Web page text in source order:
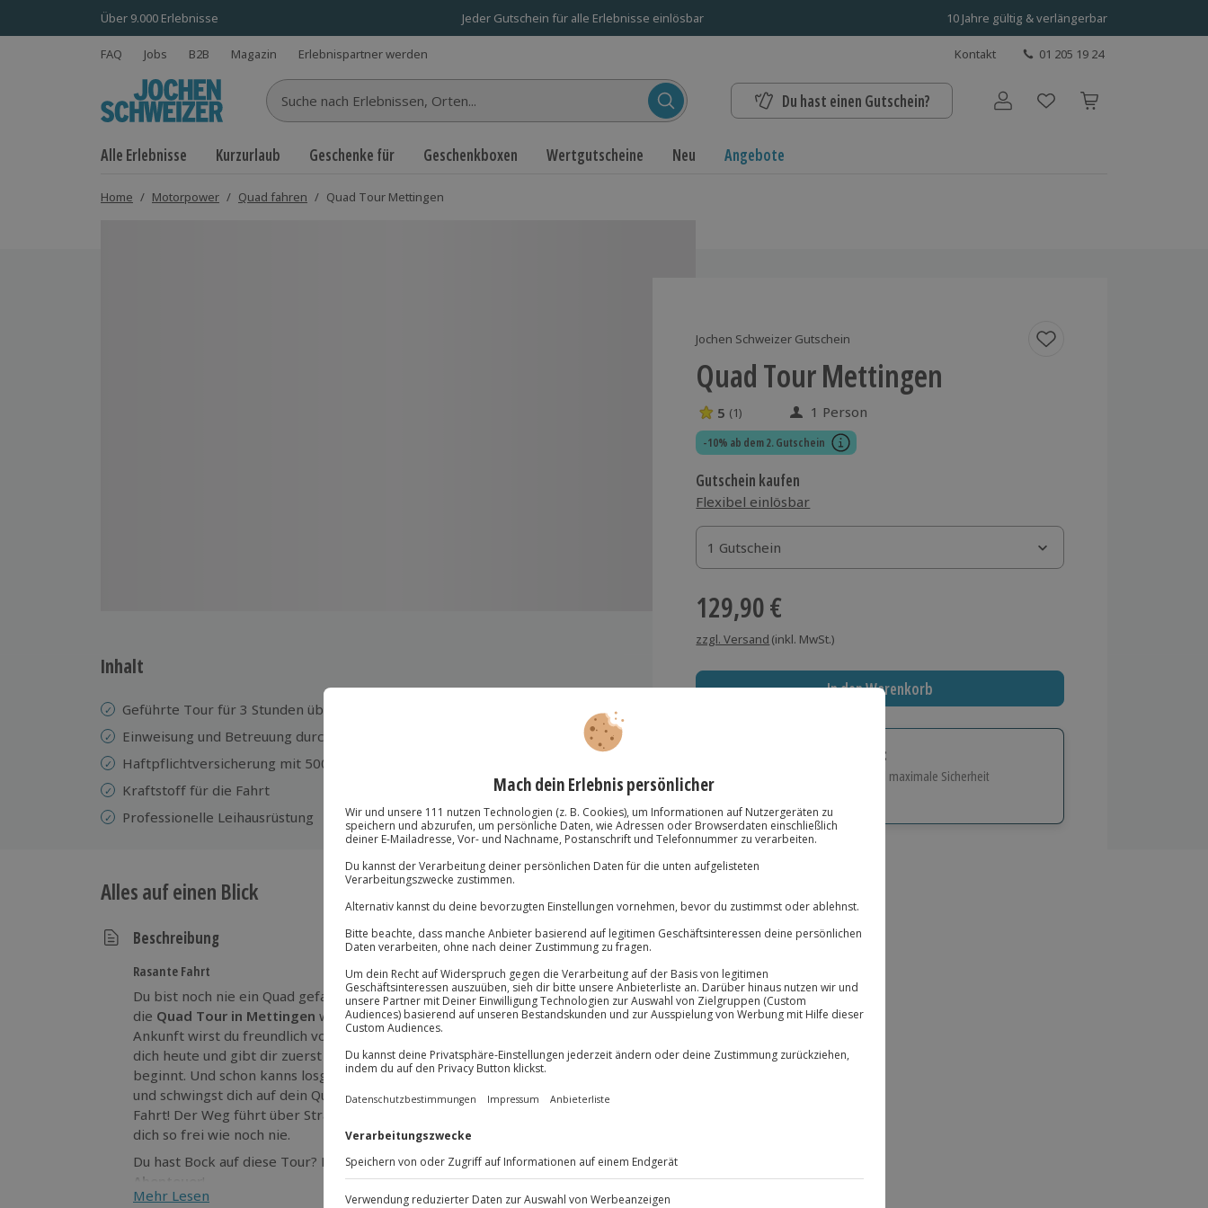
Über 9.000 Erlebnisse Jeder Gutschein für alle Erlebnisse einlösbar 10 Jahre gültig & verlängerbar
FAQ Jobs B2B Magazin Erlebnispartner werden Kontakt 01 205 19 24
Suche nach Erlebnissen... Du hast einen Gutschein? Benutzerkonto
Alle Erlebnisse Kurzurlaub Geschenke für Geschenkboxen Wertgutscheine Neu Angebote
Home / Motorpower / Quad fahren / Quad Tour Mettingen
Jochen Schweizer Gutschein
Quad Tour Mettingen
5 Sterne von 5 aus 1 Bewertungen
5 (1) 1 Person
-10% ab dem 2. Gutschein
Gutschein kaufen
Flexibel einlösbar
1 Gutschein
1 Gutschein
1 Gutschein
129,90 €
zzgl. Versand (inkl. MwSt.)
In den Warenkorb
Immer das richtige Geschenk:
Große Auswahl, volle Flexibilität und maximale Sicherheit
Große Auswahl
Über 9.000 Erlebnisse.
Volle Flexibilität
Maximale Sicherheit
Inhalt
Geführte Tour für 3 Stunden über Straßen, Feldwege und Waldwege
Einweisung und Betreuung durch einen erfahrenen Guide
Haftpflichtversicherung mit 500 € Selbstbeteiligung
Kraftstoff für die Fahrt
Professionelle Leihausrüstung
Alles auf einen Blick
Beschreibung
Rasante Fahrt
Du bist noch nie ein Quad gefahren? Dann wird es jetzt höchste Zeit! Denn
die Quad Tour in Mettingen wirst du niemals vergessen. Bei Deiner
Ankunft wirst du freundlich vom erfahrenen Guide empfangen. Er betreut
dich heute und gibt dir zuerst eine kleine Einweisung, bevor die Tour
beginnt. Und schon kanns losgehen! Du spürst, wie dein Adrenalin steigt
und schwingst dich auf dein Quad. Motor an. Gas gedrückt. Und los geht die
Fahrt! Der Weg führt über Straßen, Feldwege und Waldwege und du fühlst
dich so frei wie noch nie.
Du hast Bock auf diese Tour? Dann komm nach Mettingen underlebe ein
Abenteuer !
Mehr Lesen